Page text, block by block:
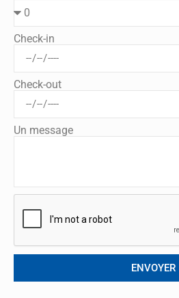
Check-in
Check-out
Un message
ENVOYER